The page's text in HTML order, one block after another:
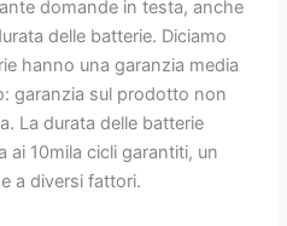
domande in testa, anche
delle batterie. Diciamo
hanno una garanzia media
garanzia sul prodotto non
La durata delle batterie
ai 10mila cicli garantiti, un
a diversi fattori.